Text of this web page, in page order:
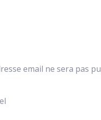
email ne sera pas